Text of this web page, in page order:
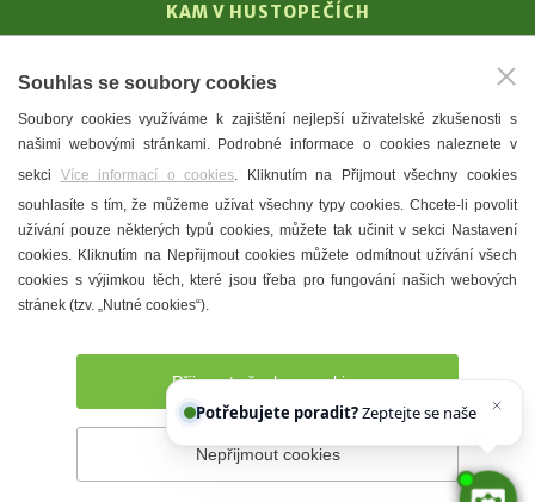
KAM V HUSTOPEČÍCH
T. G. Masaryk
Mandloně
Ubytování
Restaurace
Městské muzeum a galerie
Denní meníčka
Prohlášení o přístupnosti Správce webu
Souhlas se soubory cookies
Soubory cookies využíváme k zajištění nejlepší uživatelské zkušenosti s
našimi webovými stránkami. Podrobné informace o cookies naleznete v
sekci Více informací o cookies. Kliknutím na Přijmout všechny cookies
souhlasíte s tím, že můžeme užívat všechny typy cookies. Chcete-li povolit
užívání pouze některých typů cookies, můžete tak učinit v sekci Nastavení
cookies. Kliknutím na Nepřijmout cookies můžete odmítnout užívání všech
cookies s výjimkou těch, které jsou třeba pro fungování našich webových
stránek (tzv. „Nutné cookies“).
Přijmout všechny cookies
Nepřijmout cookies
Potřebujete poradit? Zeptejte se našeho asiste